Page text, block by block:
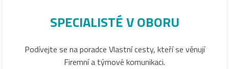
SPECIALISTÉ V OBORU
Podívejte se na poradce Vlastní cesty, kteří se věnují
Firemní a týmové komunikaci.